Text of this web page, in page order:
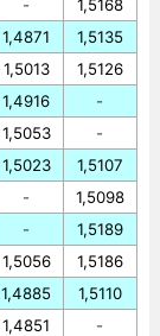
-
1,4871
1,5013
1,4916
1,5053
1,5023
-
-
1,5056
1,4885
1,4851
1,5168
1,5135
1,5126
-
-
1,5107
1,5098
1,5189
1,5186
1,5110
-